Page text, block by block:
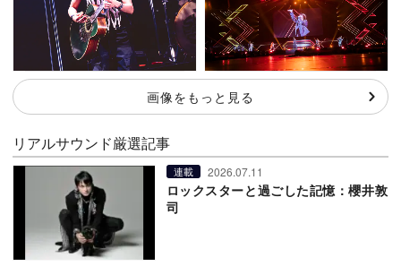
画像をもっと見る
リアルサウンド厳選記事
連載 2026.07.11
ロックスターと過ごした記憶：櫻井敦
司